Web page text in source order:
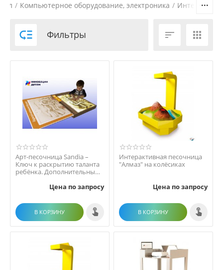
/ Компьютерное оборудование, электроника /
 Фильтры  
Арт-песочница Sandia –
Ключ к раскрытию таланта
ребёнка. Дополнительный
Цена по запросу
В КОРЗИНУ
Интерактивная песочница
"Алмаз" на колёсиках
Цена по запросу
В КОРЗИНУ